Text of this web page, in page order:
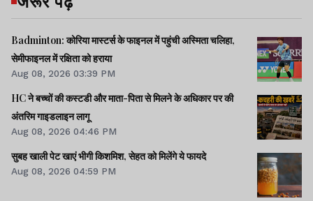
Badminton: कोरिया मास्टर्स के फाइनल में पहुंची अस्मिता चलिहा,
सेमीफाइनल में रक्षिता को हराया
Aug 08, 2026 03:39 PM
HC ने बच्चों की कस्टडी और माता-पिता से मिलने के अधिकार पर की
अंतरिम गाइडलाइन लागू
Aug 08, 2026 04:46 PM
सुबह खाली पेट खाएं भीगी किशमिश, सेहत को मिलेंगे ये फायदे
Aug 08, 2026 04:59 PM